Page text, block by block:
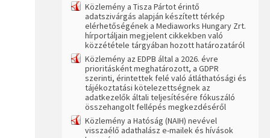
Közlemény a Tisza Pártot érintő
adatszivárgás alapján készített térkép
elérhetőségének a Mediaworks Hungary Zrt.
hírportáljain megjelent cikkekben való
közzététele tárgyában hozott határozatáról
Közlemény az EDPB által a 2026. évre
prioritásként meghatározott, a GDPR
szerinti, érintettek felé való átláthatósági és
tájékoztatási kötelezettségnek az
adatkezelők általi teljesítésére fókuszáló
összehangolt fellépés megkezdéséről
Közlemény a Hatóság (NAIH) nevével
visszaélő adathalász e-mailek és hívások